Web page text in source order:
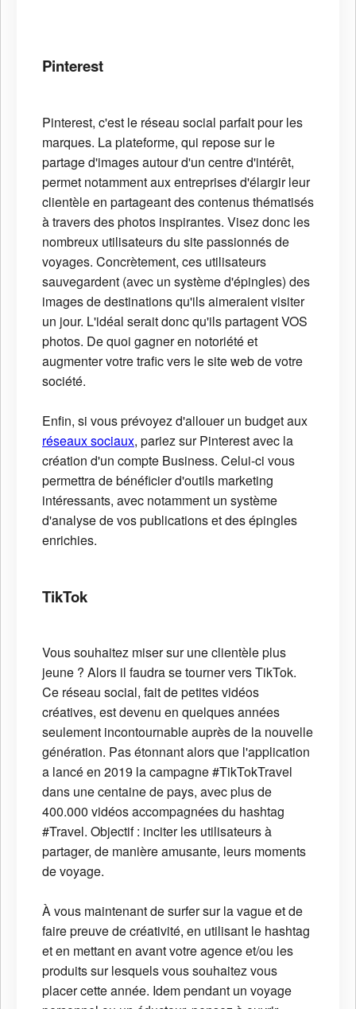
Pinterest
Pinterest, c'est le réseau social parfait pour les
marques. La plateforme, qui repose sur le
partage d'images autour d'un centre d'intérêt,
permet notamment aux entreprises d'élargir leur
clientèle en partageant des contenus thématisés
à travers des photos inspirantes. Visez donc les
nombreux utilisateurs du site passionnés de
voyages. Concrètement, ces utilisateurs
sauvegardent (avec un système d'épingles) des
images de destinations qu'ils aimeraient visiter
un jour. L'idéal serait donc qu'ils partagent VOS
photos. De quoi gagner en notoriété et
augmenter votre trafic vers le site web de votre
société.
Enfin, si vous prévoyez d'allouer un budget aux
réseaux sociaux, pariez sur Pinterest avec la
création d'un compte Business. Celui-ci vous
permettra de bénéficier d'outils marketing
intéressants, avec notamment un système
d'analyse de vos publications et des épingles
enrichies.
TikTok
Vous souhaitez miser sur une clientèle plus
jeune ? Alors il faudra se tourner vers TikTok.
Ce réseau social, fait de petites vidéos
créatives, est devenu en quelques années
seulement incontournable auprès de la nouvelle
génération. Pas étonnant alors que l'application
a lancé en 2019 la campagne #TikTokTravel
dans une centaine de pays, avec plus de
400.000 vidéos accompagnées du hashtag
#Travel. Objectif : inciter les utilisateurs à
partager, de manière amusante, leurs moments
de voyage.
À vous maintenant de surfer sur la vague et de
faire preuve de créativité, en utilisant le hashtag
et en mettant en avant votre agence et/ou les
produits sur lesquels vous souhaitez vous
placer cette année. Idem pendant un voyage